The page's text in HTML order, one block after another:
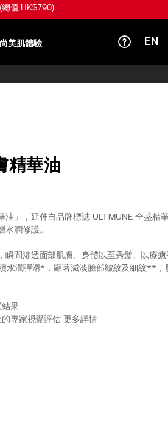
總值 HK$1,520)
美肌體驗 EN
精華油
油」，延伸自品牌標誌 ULTIMUNE 全盛精
水潤修護。
瞬間滲透面部肌膚、身體以至秀髮。以療
水潤彈滑*，顯著減淡臉部皺紋及細紋**，
果
專家視覺評估 更多詳情